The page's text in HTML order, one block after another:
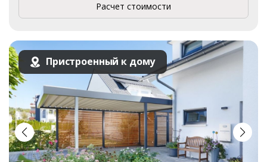
Расчет стоимости
Пристроенный к дому